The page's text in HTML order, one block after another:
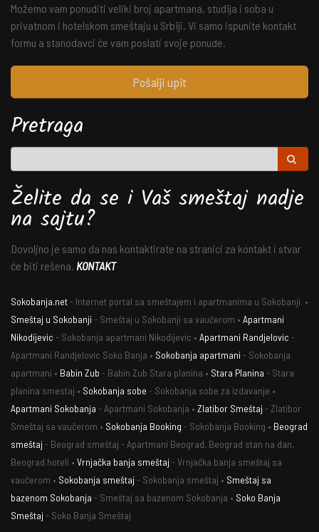
Možemo vam ponuditi veliki broj apartmana, studija i soba u
privatnom i hotelskom smeštaju u Srbiji. Vi samo ispunite kontakt
formu a stanodavci će vam poslati svoje ponude.
Pošalji upit
Pretraga
Želite da se i Vaš smeštaj nadje
na sajtu?
Dovoljno je samo da nas kontaktirate na stranici za kontakt i stvar
će biti rešena. KONTAKT
Sokobanja.net- Internet portal sa smeštajem i apartmanima u Sokobanji. •
Smeštaj u Sokobanji - Smeštaj u Sokobanji sa vaučerom • Apartmani
Nikodijevic - Sokobanja apartmani Nikodijevic • Apartmani Randjelovic -
Apartmani Randjelovic Soko Banja • Sokobanja apartmani - Sokobanja
apartmani • Babin Zub - Babin Zub Stara planina • Stara Planina - Stara
planina smestaj • Sokobanja sobe - Sokobanja sobe za izdavanje •
Apartmani Sokobanja - Apartmani Sokobanja • Zlatibor Smeštaj - Zlatibor
Smeštaj sa vaučerom • Sokobanja Booking - Sokobanja Booking • Beograd
smeštaj - Beograd smeštaj - Apartmani Beograd, Beograd stan na dan,
Beograd hoteli • Vrnjačka banja smeštaj - Vrnjačka banja smeštaj sa
vaučerom • Sokobanja smeštaj - Sokobanja smeštaj • Smeštaj sa
bazenom Sokobanja - Smeštaj sa bazenom Sokobanja • Soko Banja
Smeštaj - Soko Banja Smeštaj